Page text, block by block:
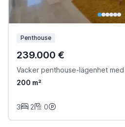
Penthouse
239.000 €
Vacker penthouse-lägenhet
200 m²
3 2 0